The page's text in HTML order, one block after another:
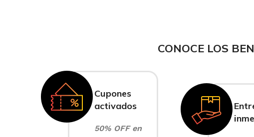
CONOCE LOS
Cupones
activados
50% OFF en